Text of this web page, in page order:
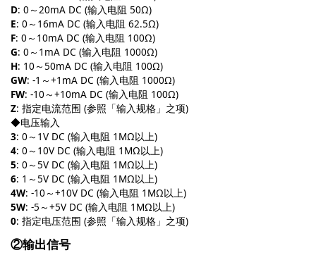
D: 0～20mA DC (输入电阻 50Ω)
E: 0～16mA DC (输入电阻 62.5Ω)
F: 0～10mA DC (输入电阻 100Ω)
G: 0～1mA DC (输入电阻 1000Ω)
H: 10～50mA DC (输入电阻 100Ω)
GW: -1～+1mA DC (输入电阻 1000Ω)
FW: -10～+10mA DC (输入电阻 100Ω)
Z: 指定电流范围 (参照「输入规格」之项)
◆电压输入
3: 0～1V DC (输入电阻 1MΩ以上)
4: 0～10V DC (输入电阻 1MΩ以上)
5: 0～5V DC (输入电阻 1MΩ以上)
6: 1～5V DC (输入电阻 1MΩ以上)
4W: -10～+10V DC (输入电阻 1MΩ以上)
5W: -5～+5V DC (输入电阻 1MΩ以上)
0: 指定电压范围 (参照「输入规格」之项)
②输出信号